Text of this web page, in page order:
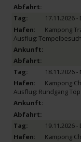
17.11.2026
Kampong
Ausflug:
18.11.2026
Kampong
Ausflug: Rundgang
19.11.2026
Kampong